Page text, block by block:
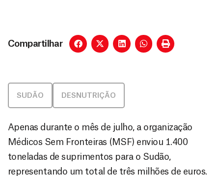
Compartilhar
SUDÃO DESNUTRIÇÃO
Apenas durante o mês de julho, a organização
Médicos Sem Fronteiras (MSF) enviou 1.400
toneladas de suprimentos para o Sudão,
representando um total de três milhões de euros.